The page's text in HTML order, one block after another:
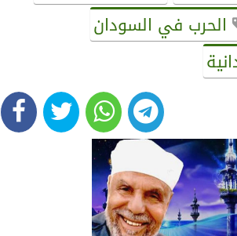
الحرب في السودان